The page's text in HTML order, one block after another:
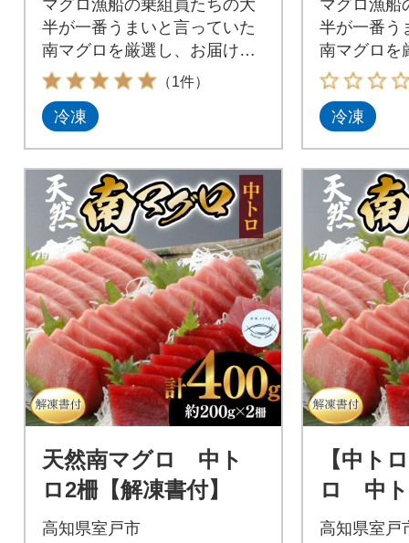
マグロ漁船の乗組員たちの大
半が一番うまいと言っていた
南マグロを厳選し、お届けい
たします。是非、お刺身やち
らし寿司、海鮮丼(ネギトロ
丼、マグロ丼)、漬け丼や惣菜
でお届けいたしますが、解凍
の方法を記載した説明書を同
梱しております。
（1件）
冷凍
マグロ漁船
半が一番う
南マグロを
たします。
らし寿司、
丼、マグロ
でお届けい
の方法を記
梱しており
冷凍
天然南マグロ 中ト
ロ2柵【解凍書付】
高知県室戸市
【中ト
ロ 中ト
書付】
高知県室戸